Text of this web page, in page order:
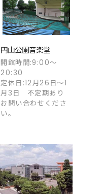
円山公園音楽堂
開館時間:9:00～
20:30
定休日:12月26日〜1
月3日 不定期あり
お問い合わせくださ
い。